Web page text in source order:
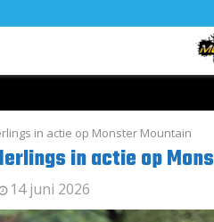
in actie op Monster Mountain
in actie op
14 juni 2026